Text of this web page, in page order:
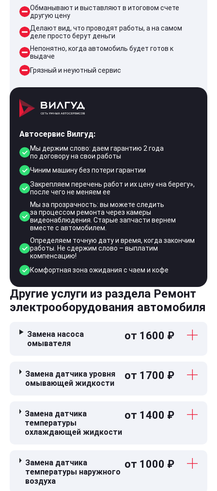
Обманывают и выставляют в итоговом счете
другую цену
Делают вид, что проводят работы, а на самом
деле просто берут деньги
Непонятно, когда автомобиль будет готов к
выдаче
Грязный и неуютный сервис
Автосервис Вилгуд:
Мы держим слово: даем гарантию 2 года
по договору на свои работы
Чиним машину без потери гарантии
Закрепляем перечень работ и их цену «на берегу»,
после чего не меняем ее
Мы за прозрачность: вы можете следить
за процессом ремонта через камеры
видеонаблюдения. Старые запчасти вернем
вместе с автомобилем.
Определяем точную дату и время, когда закончим
работы. Не сдержим слово – выплатим
компенсацию!
Комфортная зона ожидания с чаем и кофе
Другие услуги из раздела Ремонт
электрооборудования автомобиля
Замена насоса
омывателя
от 1600 ₽
Замена датчика уровня
омывающей жидкости
от 1700 ₽
Замена датчика
температуры
охлаждающей жидкости
от 1400 ₽
Замена датчика
температуры наружного
воздуха
от 1000 ₽